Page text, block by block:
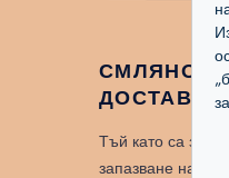
СМЛЯНО,
ДОСТАВЕНО
Тъй като са
запазване на
за